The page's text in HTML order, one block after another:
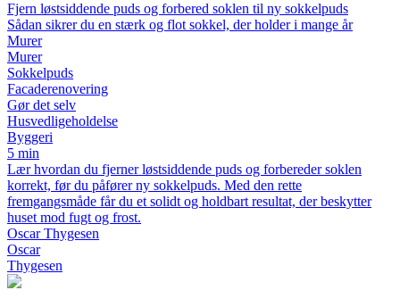
Fjern løstsiddende puds og forbered soklen til ny sokkelpuds
Sådan sikrer du en stærk og flot sokkel, der holder i mange år
Murer
Murer
Sokkelpuds
Facaderenovering
Gør det selv
Husvedligeholdelse
Byggeri
5 min
Lær hvordan du fjerner løstsiddende puds og forbereder soklen
korrekt, før du påfører ny sokkelpuds. Med den rette
fremgangsmåde får du et solidt og holdbart resultat, der beskytter
huset mod fugt og frost.
Oscar Thygesen
Oscar
Thygesen